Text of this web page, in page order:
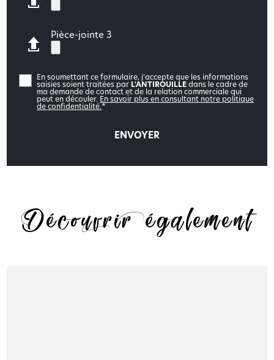
Pièce-jointe 3
En soumettant ce formulaire, j'accepte que les informations
saisies soient traitées par L'ANTIROUILLE dans le cadre de
ma demande de contact et de la relation commerciale qui
peut en découler. En savoir plus en consultant notre politique
de confidentialité.*
Découvrir également